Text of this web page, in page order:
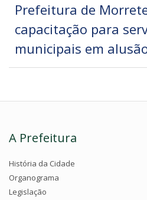
Prefeitura de
capacitação para
municipais em
A Prefeitura
História da Cidade
Organograma
Legislação